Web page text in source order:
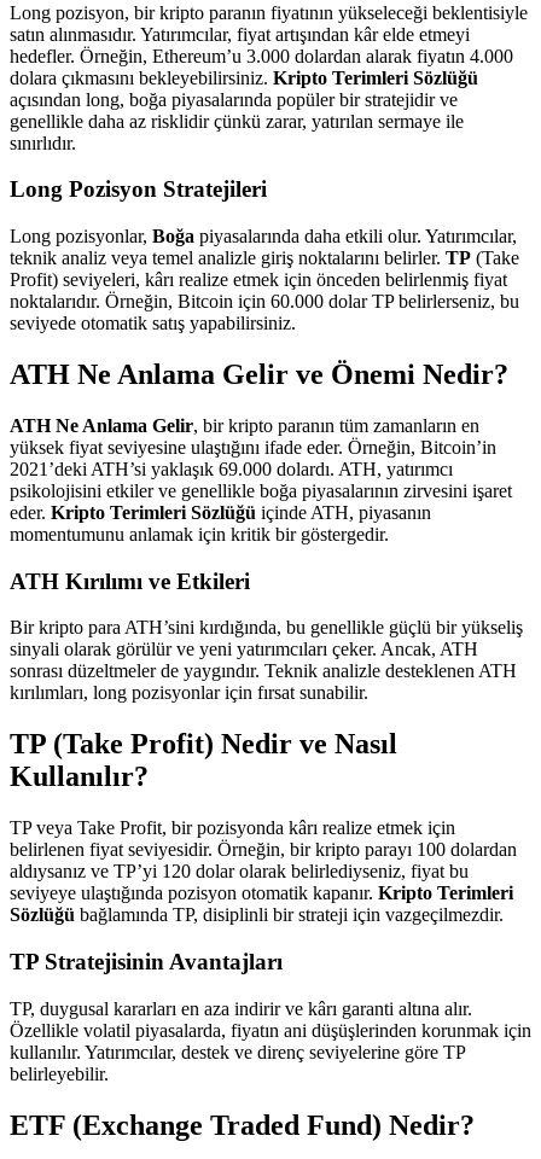
Long pozisyon, bir kripto paranın fiyatının yükseleceği beklentisiyle
satın alınmasıdır. Yatırımcılar, fiyat artışından kâr elde etmeyi
hedefler. Örneğin, Ethereum’u 3.000 dolardan alarak fiyatın 4.000
dolara çıkmasını bekleyebilirsiniz. Kripto Terimleri Sözlüğü
açısından long, boğa piyasalarında popüler bir stratejidir ve
genellikle daha az risklidir çünkü zarar, yatırılan sermaye ile
sınırlıdır.
Long Pozisyon Stratejileri
Long pozisyonlar, Boğa piyasalarında daha etkili olur. Yatırımcılar,
teknik analiz veya temel analizle giriş noktalarını belirler. TP (Take
Profit) seviyeleri, kârı realize etmek için önceden belirlenmiş fiyat
noktalarıdır. Örneğin, Bitcoin için 60.000 dolar TP belirlerseniz, bu
seviyede otomatik satış yapabilirsiniz.
ATH Ne Anlama Gelir ve Önemi Nedir?
ATH Ne Anlama Gelir, bir kripto paranın tüm zamanların en
yüksek fiyat seviyesine ulaştığını ifade eder. Örneğin, Bitcoin’in
2021’deki ATH’si yaklaşık 69.000 dolardı. ATH, yatırımcı
psikolojisini etkiler ve genellikle boğa piyasalarının zirvesini işaret
eder. Kripto Terimleri Sözlüğü içinde ATH, piyasanın
momentumunu anlamak için kritik bir göstergedir.
ATH Kırılımı ve Etkileri
Bir kripto para ATH’sini kırdığında, bu genellikle güçlü bir yükseliş
sinyali olarak görülür ve yeni yatırımcıları çeker. Ancak, ATH
sonrası düzeltmeler de yaygındır. Teknik analizle desteklenen ATH
kırılımları, long pozisyonlar için fırsat sunabilir.
TP (Take Profit) Nedir ve Nasıl
Kullanılır?
TP veya Take Profit, bir pozisyonda kârı realize etmek için
belirlenen fiyat seviyesidir. Örneğin, bir kripto parayı 100 dolardan
aldıysanız ve TP’yi 120 dolar olarak belirlediyseniz, fiyat bu
seviyeye ulaştığında pozisyon otomatik kapanır. Kripto Terimleri
Sözlüğü bağlamında TP, disiplinli bir strateji için vazgeçilmezdir.
TP Stratejisinin Avantajları
TP, duygusal kararları en aza indirir ve kârı garanti altına alır.
Özellikle volatil piyasalarda, fiyatın ani düşüşlerinden korunmak için
kullanılır. Yatırımcılar, destek ve direnç seviyelerine göre TP
belirleyebilir.
ETF (Exchange Traded Fund) Nedir?